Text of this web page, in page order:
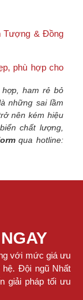
Tượng & Đồng
phù hợp cho
hợp, ham rẻ bỏ
những sai lầm
nên kém hiệu
chất lượng,
qua hotline:
với mức giá ưu
hệ. Đội ngũ Nhất
giải pháp tối ưu